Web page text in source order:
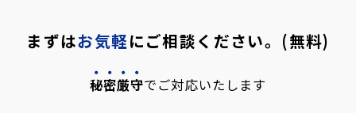
まずはお気軽にご相談ください。(無料)
秘密厳守でご対応いたします